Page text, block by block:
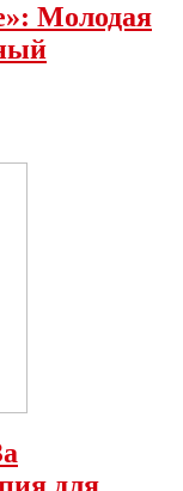
Молодая